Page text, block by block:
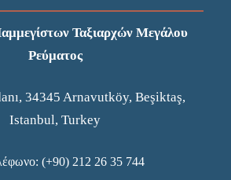
Ταξιαρχών Μεγάλου
Ρεύματος
34345 Arnavutköy, Beşiktaş,
Istanbul, Turkey
(+90) 212 26 35 744